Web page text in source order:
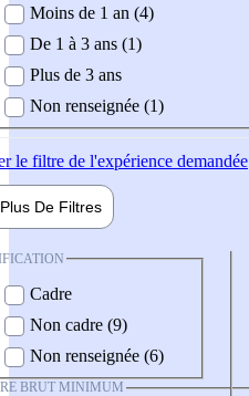
demandée
Moins de 1 an (4)
De 1 à 3 ans (1)
Plus de 3 ans
Non renseignée (1)
le filtre de l'expérience demandée
Plus De Filtres
Cadre
Non cadre (9)
Non renseignée (6)
BRUT MINIMUM